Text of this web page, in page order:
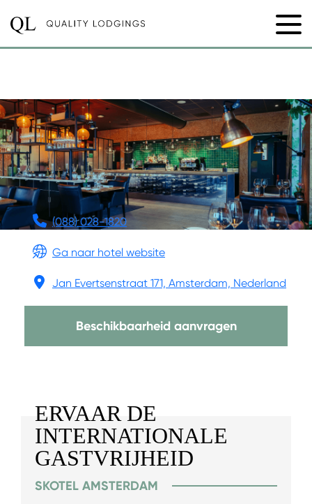
(088) 028-1820
Ga naar hotel website
Jan Evertsenstraat 171, Amsterdam, Nederland
Beschikbaarheid aanvragen
ERVAAR DE
INTERNATIONALE
GASTVRIJHEID
SKOTEL AMSTERDAM